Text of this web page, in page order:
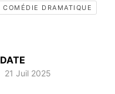
COMÉDIE DRAMATIQUE
DATE
21 Juil 2025